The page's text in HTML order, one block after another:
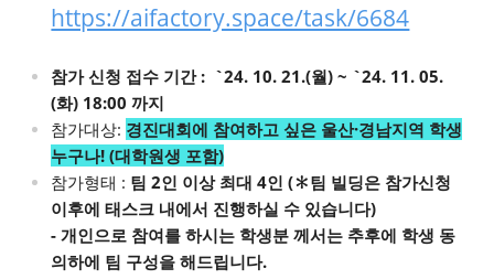
https://aifactory.space/task/6684
참가 신청 접수 기간 : `24. 10. 21.(월) ~ `24. 11. 05.
(화) 18:00 까지
참가대상: 경진대회에 참여하고 싶은 울산·경남지역 학생
누구나! (대학원생 포함)
참가형태 : 팀 2인 이상 최대 4인 (✽팀 빌딩은 참가신청
이후에 태스크 내에서 진행하실 수 있습니다)
- 개인으로 참여를 하시는 학생분 께서는 추후에 학생 동
의하에 팀 구성을 해드립니다.